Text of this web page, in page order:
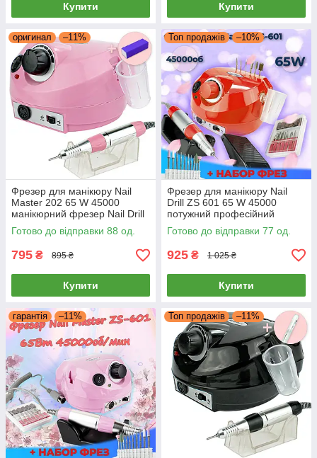
Купити Купити
оригинал –11%
Фрезер для манікюру Nail
Master 202 65 W 45000
манікюрний фрезер Nail Drill
pro zs 601 + бафік для
манікюру
Готово до відправки 88 од.
795 ₴ 895 ₴
Купити
Топ продажів –10%
Фрезер для манікюру Nail
Drill ZS 601 65 W 45000
потужний професійний
манікюрний фрезер Nail Drill
pro zs 601
Готово до відправки 77 од.
925 ₴ 1 025 ₴
Купити
гарантія –11% Топ продажів –11%